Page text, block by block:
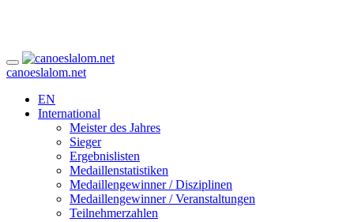
canoeslalom.net
EN
International
Meister des Jahres
Sieger
Ergebnislisten
Medaillenstatistiken
Medaillengewinner / Disziplinen
Medaillengewinner / Veranstaltungen
Teilnehmerzahlen